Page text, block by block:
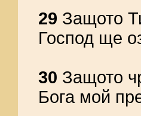
29 Защото
Господ ще
30 Защото
Бога мой